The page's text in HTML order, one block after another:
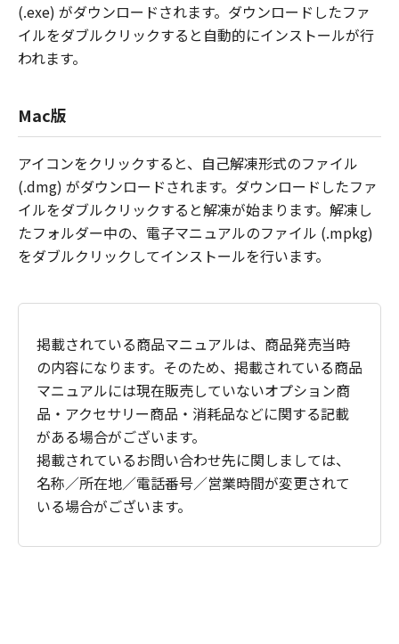
(.exe) がダウンロードされます。ダウンロードしたファ
イルをダブルクリックすると自動的にインストールが行
われます。
Mac版
アイコンをクリックすると、自己解凍形式のファイル
(.dmg) がダウンロードされます。ダウンロードしたファ
イルをダブルクリックすると解凍が始まります。解凍し
たフォルダー中の、電子マニュアルのファイル (.mpkg)
をダブルクリックしてインストールを行います。
掲載されている商品マニュアルは、商品発売当時
の内容になります。そのため、掲載されている商品
マニュアルには現在販売していないオプション商
品・アクセサリー商品・消耗品などに関する記載
がある場合がございます。
掲載されているお問い合わせ先に関しましては、
名称／所在地／電話番号／営業時間が変更されて
いる場合がございます。